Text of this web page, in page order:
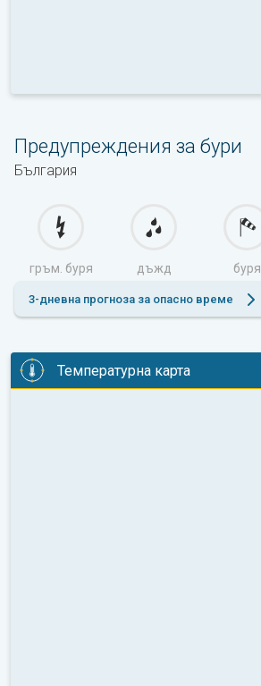
Предупреждения за бури
България
гръм. буря дъжд буря
3-дневна прогноза за опасно време
Температурна карта